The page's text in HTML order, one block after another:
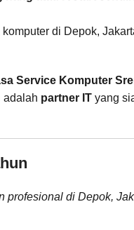
di Depok,
Service Komputer
adalah partner IT yang
di Depok,